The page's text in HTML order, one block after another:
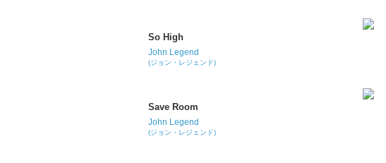
So High
John Legend
(ジョン・レジェンド)
Save Room
John Legend
(ジョン・レジェンド)